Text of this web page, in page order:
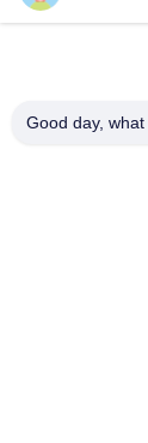
Good day,